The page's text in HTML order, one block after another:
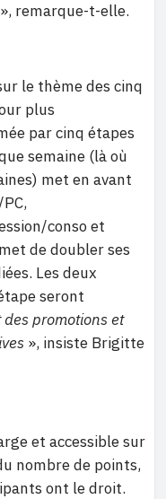
», remarque-t-elle.
le thème des cinq
plus
par cinq étapes
semaine (là où
met en avant
conso et
de doubler ses
Les deux
seront
promotions et
», insiste Brigitte
et accessible sur
nombre de points,
ont le droit.